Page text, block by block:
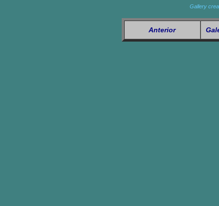
Gallery
Anterior